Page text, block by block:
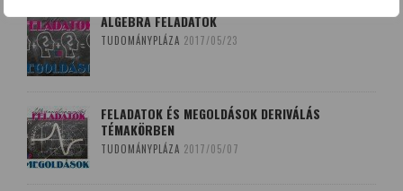
ALGEBRA FELADATOK
TUDOMÁNYPLÁZA 2017/05/23
FELADATOK ÉS MEGOLDÁSOK DERIVÁLÁS
TÉMAKÖRBEN
TUDOMÁNYPLÁZA 2017/05/07